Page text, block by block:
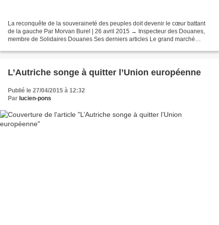
La reconquête de la souveraineté des peuples doit devenir le cœur battant
de la gauche Par Morvan Burel | 26 avril 2015 → Inspecteur des Douanes,
membre de Solidaires Douanes Ses derniers articles Le grand marché
L’Autriche songe à quitter l’Union européenne
Publié le 27/04/2015 à 12:32
Par lucien-pons